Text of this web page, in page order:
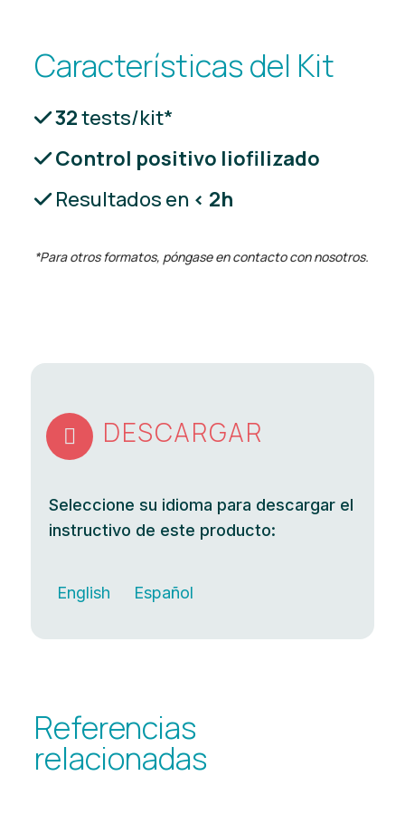
Características del Kit
32tests/kit*
Control positivo liofilizado
Resultados en < 2h
*Para otros formatos, póngase en contacto con nosotros.
 DESCARGAR
Seleccione su idioma para descargar el
instructivo de este producto:
English Español
Referencias
relacionadas